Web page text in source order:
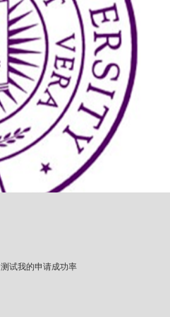
测试我的申请成功率